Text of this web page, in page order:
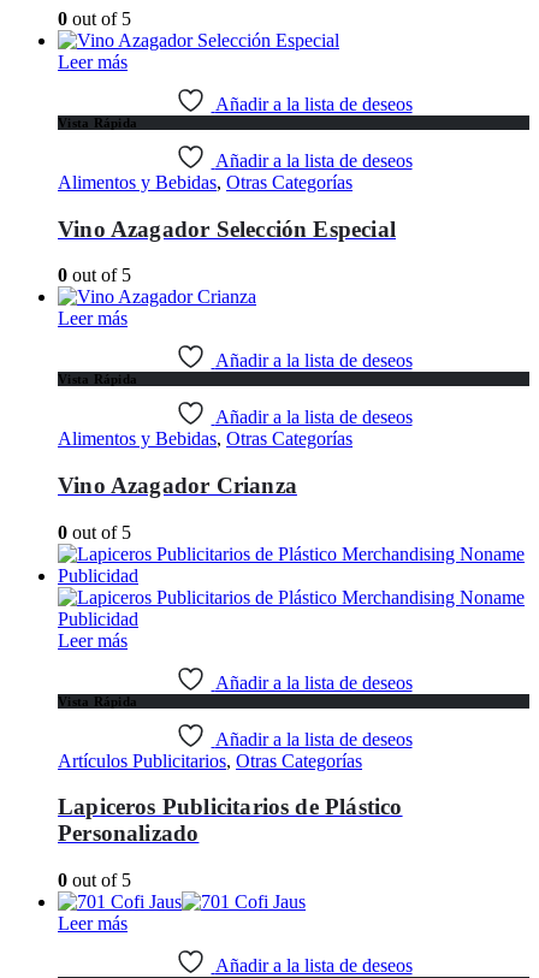
0 out of 5
Leer más
Añadir a la lista de deseos
Vista Rápida
Añadir a la lista de deseos
Alimentos y Bebidas, Otras Categorías
Vino Azagador Selección Especial
0 out of 5
Leer más
Añadir a la lista de deseos
Vista Rápida
Añadir a la lista de deseos
Alimentos y Bebidas, Otras Categorías
Vino Azagador Crianza
0 out of 5
Leer más
Añadir a la lista de deseos
Vista Rápida
Añadir a la lista de deseos
Artículos Publicitarios, Otras Categorías
Lapiceros Publicitarios de Plástico
Personalizado
0 out of 5
Leer más
Añadir a la lista de deseos